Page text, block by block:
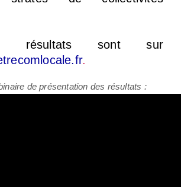
résultats sont sur
.
de présentation des résultats :